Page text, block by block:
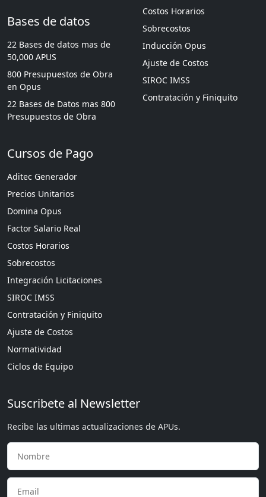
Bases de datos
22 Bases de datos mas de
50,000 APUS
800 Presupuestos de Obra
en Opus
22 Bases de Datos mas 800
Presupuestos de Obra
Costos Horarios
Sobrecostos
Inducción Opus
Ajuste de Costos
SIROC IMSS
Contratación y Finiquito
Cursos de Pago
Aditec Generador
Precios Unitarios
Domina Opus
Factor Salario Real
Costos Horarios
Sobrecostos
Integración Licitaciones
SIROC IMSS
Contratación y Finiquito
Ajuste de Costos
Normatividad
Ciclos de Equipo
Suscribete al Newsletter
Recibe las ultimas actualizaciones de APUs.